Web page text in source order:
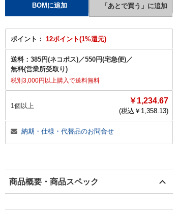
ポイント： 12ポイント(1%還元)
送料： 385円(ネコポス)／550円(宅急便)／
無料(営業所受取り)
税別3,000円以上購入で送料無料
1個以上
￥1,234.67
(税込￥ 1,358.13)
納期・仕様・代替品のお問合せ
商品概要・商品スペック